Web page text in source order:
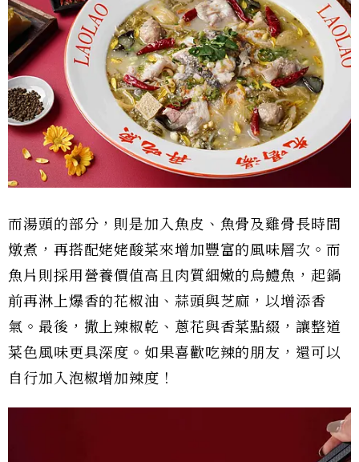
而湯頭的部分，則是加入魚皮、魚骨及雞骨長時間
燉煮，再搭配姥姥酸菜來增加豐富的風味層次。而
魚片則採用營養價值高且肉質細嫩的烏鱧魚，起鍋
前再淋上爆香的花椒油、蒜頭與芝麻，以增添香
氣。最後，撒上辣椒乾、蔥花與香菜點綴，讓整道
菜色風味更具深度。如果喜歡吃辣的朋友，還可以
自行加入泡椒增加辣度！